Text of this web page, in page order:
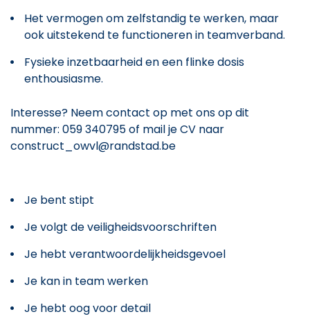
Het vermogen om zelfstandig te werken, maar
ook uitstekend te functioneren in teamverband.
Fysieke inzetbaarheid en een flinke dosis
enthousiasme.
Interesse? Neem contact op met ons op dit
nummer: 059 340795 of mail je CV naar
construct_owvl@randstad.be
Je bent stipt
Je volgt de veiligheidsvoorschriften
Je hebt verantwoordelijkheidsgevoel
Je kan in team werken
Je hebt oog voor detail